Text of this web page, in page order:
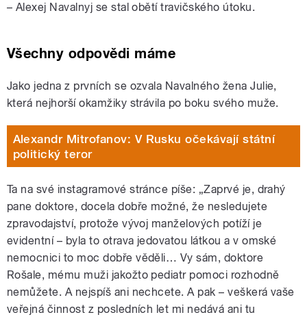
– Alexej Navalnyj se stal obětí travičského útoku.
Všechny odpovědi máme
Jako jedna z prvních se ozvala Navalného žena Julie,
která nejhorší okamžiky strávila po boku svého muže.
Alexandr Mitrofanov: V Rusku očekávají státní
politický teror
Ta na své instagramové stránce píše: „Zaprvé je, drahý
pane doktore, docela dobře možné, že nesledujete
zpravodajství, protože vývoj manželových potíží je
evidentní – byla to otrava jedovatou látkou a v omské
nemocnici to moc dobře věděli… Vy sám, doktore
Rošale, mému muži jakožto pediatr pomoci rozhodně
nemůžete. A nejspíš ani nechcete. A pak – veškerá vaše
veřejná činnost z posledních let mi nedává ani tu